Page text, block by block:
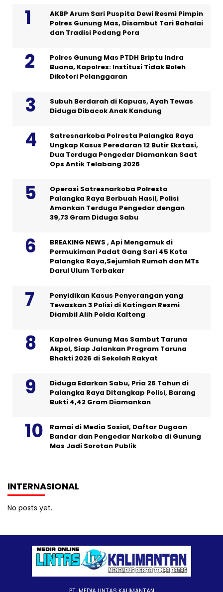
AKBP Arum Sari Puspita Dewi Resmi Pimpin
Polres Gunung Mas, Disambut Tari Bahalai
dan Tradisi Pedang Pora
Polres Gunung Mas PTDH Briptu Indra
Buana, Kapolres: Institusi Tidak Boleh
Dikotori Pelanggaran
Subuh Berdarah di Kapuas, Ayah Tewas
Diduga Dibacok Anak Kandung
Satresnarkoba Polresta Palangka Raya
Ungkap Kasus Peredaran 12 Butir Ekstasi,
Dua Terduga Pengedar Diamankan Saat
Ops Antik Telabang 2026
Operasi Satresnarkoba Polresta
Palangka Raya Berbuah Hasil, Polisi
Amankan Terduga Pengedar dengan
39,73 Gram Diduga Sabu
BREAKING NEWS , Api Mengamuk di
Permukiman Padat Gang Sari 45 Kota
Palangka Raya,Sejumlah Rumah dan MTs
Darul Ulum Terbakar
Penyidikan Kasus Penyerangan yang
Tewaskan 3 Polisi di Katingan Resmi
Diambil Alih Polda Kalteng
Kapolres Gunung Mas Sambut Taruna
Akpol, Siap Jalankan Program Taruna
Bhakti 2026 di Sekolah Rakyat
Diduga Edarkan Sabu, Pria 26 Tahun di
Palangka Raya Ditangkap Polisi, Barang
Bukti 4,42 Gram Diamankan
Ramai di Media Sosial, Daftar Dugaan
Bandar dan Pengedar Narkoba di Gunung
Mas Jadi Sorotan Publik
INTERNASIONAL
No posts yet.